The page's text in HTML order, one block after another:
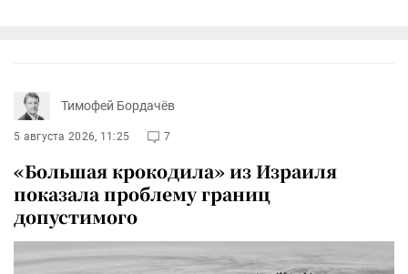
Тимофей Бордачёв
5 августа 2026, 11:25 7
«Большая крокодила» из Израиля
показала проблему границ
допустимого